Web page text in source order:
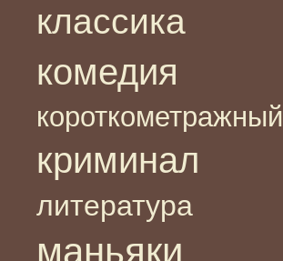
классика
комедия
короткометражный
криминал
литература
маньяки